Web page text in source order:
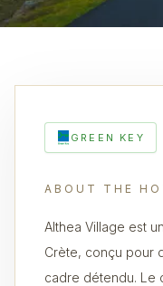
GREEN KEY
ABOUT THE
Althea Village est
Crète, conçu pour
cadre détendu. Le